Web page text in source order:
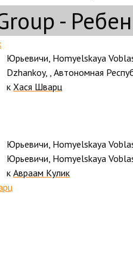
-
Юрьевичи, Homyelskaya
Dzhankoy, , Автономная
к Хася Шварц
Юрьевичи, Homyelskaya
Юрьевичи, Homyelskaya
к Авраам Кулик